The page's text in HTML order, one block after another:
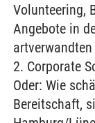
Volunteering,
Angebote in
2. Corporate
Oder: Wie
Bereitschaft,